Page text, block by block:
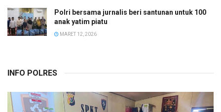
Polri bersama jurnalis beri santunan untuk 100
anak yatim piatu
MARET 12, 2026
INFO POLRES